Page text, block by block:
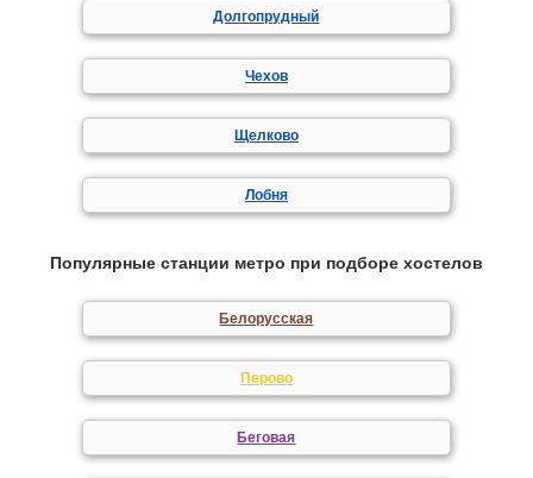
Долгопрудный
Чехов
Щелково
Лобня
Популярные станции метро при подборе хостелов
Белорусская
Перово
Беговая